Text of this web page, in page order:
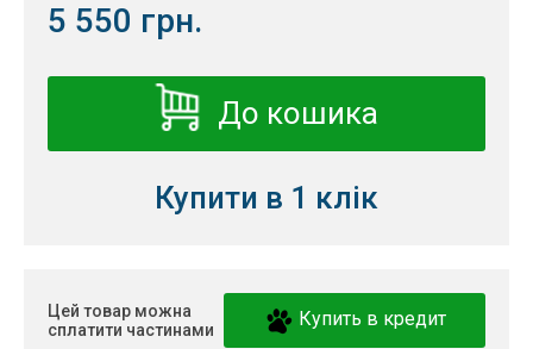
5 550 грн.
До кошика
Купити в 1 клік
Цей товар можна
сплатити частинами
Купить в кредит